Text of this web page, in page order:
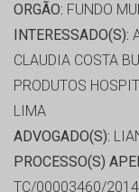
ORGÃO: FUNDO
INTERESSADO(S):
CLAUDIA COSTA
PRODUTOS
LIMA
ADVOGADO(S):
PROCESSO(S)
TC/00003460/